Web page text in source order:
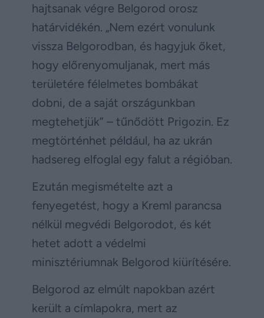
hajtsanak végre Belgorod orosz
határvidékén. „Nem ezért vonulunk
vissza Belgorodban, és hagyjuk őket,
hogy előrenyomuljanak, mert más
területére félelmetes bombákat
dobni, de a saját országunkban
megtehetjük” – tűnődött Prigozin. Ez
megtörténhet például, ha az ukrán
hadsereg elfoglal egy falut a régióban.
Ezután megismételte azt a
fenyegetést, hogy a Kreml parancsa
nélkül megvédi Belgorodot, és két
hetet adott a védelmi
minisztériumnak Belgorod kiürítésére.
Belgorod az elmúlt napokban azért
került a címlapokra, mert az